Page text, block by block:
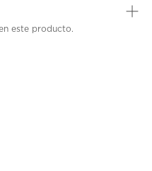
este producto.